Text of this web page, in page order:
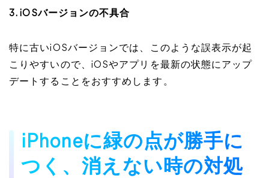
3. iOSバージョンの不具合
特に古いiOSバージョンでは、このような誤表示が起
こりやすいので、iOSやアプリを最新の状態にアップ
デートすることをおすすめします。
iPhoneに緑の点が勝手に
つく、消えない時の対処